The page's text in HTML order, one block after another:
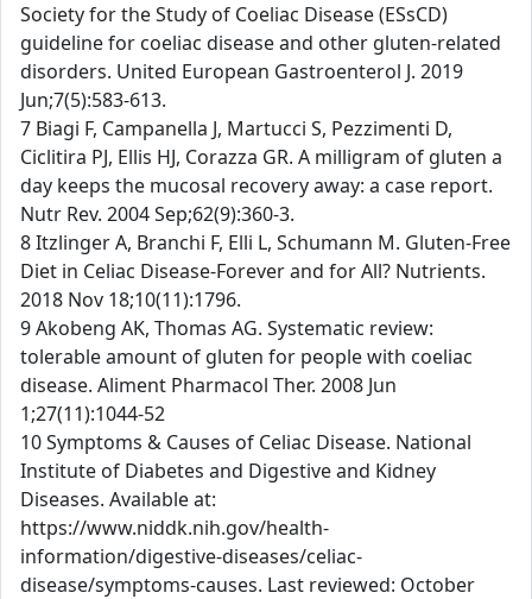
Society for the Study of Coeliac Disease (ESsCD)
guideline for coeliac disease and other gluten-related
disorders. United European Gastroenterol J. 2019
Jun;7(5):583-613.
7 Biagi F, Campanella J, Martucci S, Pezzimenti D,
Ciclitira PJ, Ellis HJ, Corazza GR. A milligram of gluten a
day keeps the mucosal recovery away: a case report.
Nutr Rev. 2004 Sep;62(9):360-3.
8 Itzlinger A, Branchi F, Elli L, Schumann M. Gluten-Free
Diet in Celiac Disease-Forever and for All? Nutrients.
2018 Nov 18;10(11):1796.
9 Akobeng AK, Thomas AG. Systematic review:
tolerable amount of gluten for people with coeliac
disease. Aliment Pharmacol Ther. 2008 Jun
1;27(11):1044-52
10 Symptoms & Causes of Celiac Disease. National
Institute of Diabetes and Digestive and Kidney
Diseases. Available at:
https://www.niddk.nih.gov/health-
information/digestive-diseases/celiac-
disease/symptoms-causes. Last reviewed: October